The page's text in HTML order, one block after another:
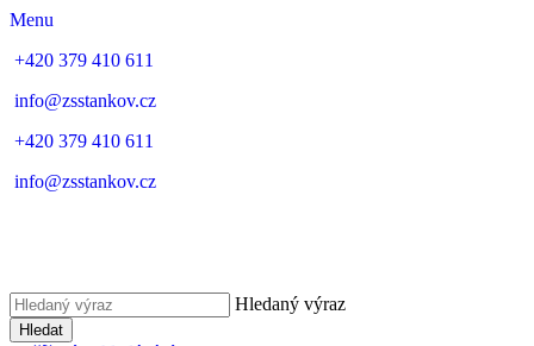
Menu
+420 379 410 611
info@zsstankov.cz
+420 379 410 611
info@zsstankov.cz
Hledaný výraz
Hledat